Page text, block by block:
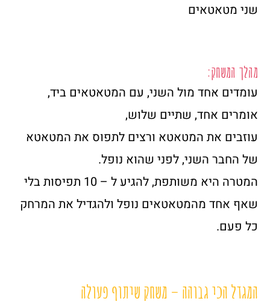
שני מטאטאים
מהלך המשחק:
עומדים אחד מול השני, עם המטאטאים ביד,
אומרים אחד, שתיים שלוש,
עוזבים את המטאטא ורצים לתפוס את המטאטא
של החבר השני, לפני שהוא נופל.
המטרה היא משותפת, להגיע ל – 10 תפיסות בלי
שאף אחד מהמטאטאים נופל ולהגדיל את המרחק
כל פעם.
המגדל הכי גבוהה – משחק שיתוף פעולה